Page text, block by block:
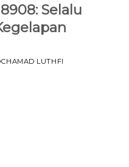
Selalu
LUTHFI